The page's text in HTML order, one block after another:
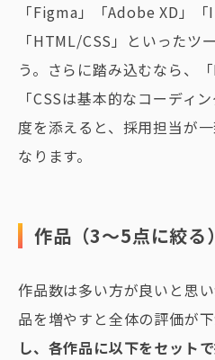
「Figma」「Adobe XD」
「HTML/CSS」といったツ
う。さらに踏み込むなら、
「CSSは基本的なコーディ
度を添えると、採用担当が
なります。
作品（3〜5点に絞る）
作品数は多い方が良いと思
品を増やすと全体の評価が
し、各作品に以下をセット